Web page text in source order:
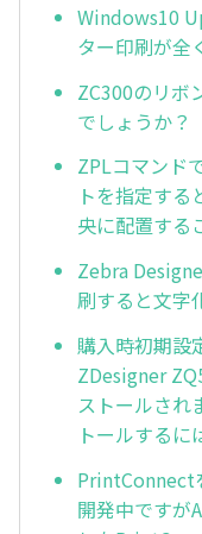
Windows10
ター印刷が全
ZC300のリボ
でしょうか？
ZPLコマンド
トを指定す
央に配置する
Zebra
刷すると文字
購入時初期設
ZDesigner
ストールされ
トールするに
PrintConnect
開発中ですが